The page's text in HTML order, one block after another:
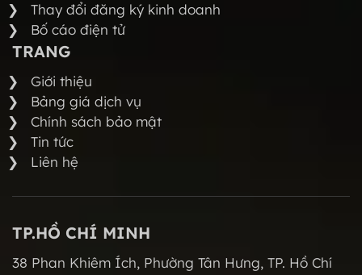
Thay đổi đăng ký kinh doanh
Bố cáo điện tử
TRANG
Giới thiệu
Bảng giá dịch vụ
Chính sách bảo mật
Tin tức
Liên hệ
TP.HỒ CHÍ MINH
38 Phan Khiêm Ích, Phường Tân Hưng, TP. Hồ Chí